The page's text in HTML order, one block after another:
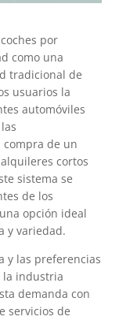
por
como una
tradicional de
usuarios la
automóviles
compra de un
cortos
sistema se
de los
opción ideal
y variedad.
y las preferencias
la industria
demanda con
servicios de